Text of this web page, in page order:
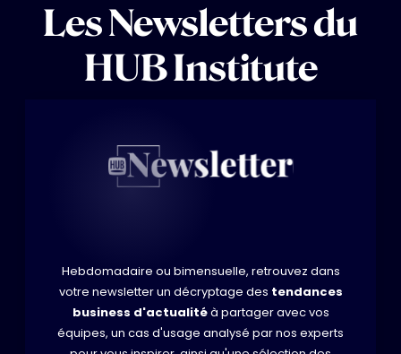
Les Newsletters du
HUB Institute
Hebdomadaire ou bimensuelle, retrouvez dans
votre newsletter un décryptage des tendances
business d'actualitéà partager avec vos
équipes, un cas d'usage analysé par nos experts